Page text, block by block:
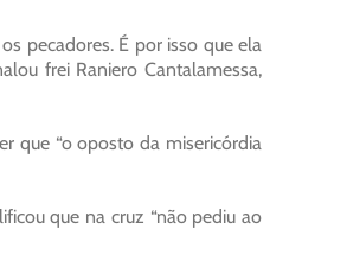
pecadores. É por isso que ela
frei Raniero Cantalamessa,
que “o oposto da misericórdia
que na cruz “não pediu ao